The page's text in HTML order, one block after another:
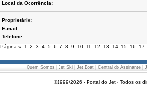
Local da Ocorrência:
Proprietário:
E-mail:
Telefone:
Página « 1 2 3 4 5 6 7 8 9 10 11 12 13 14 15 16 17
Quem Somos Jet Ski Jet Boat Central do Assinante
©1999/2026 - Portal do Jet - Todos os